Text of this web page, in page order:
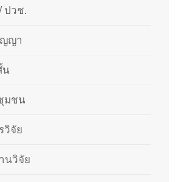
ปวช.
ญา
น
มชน
วิจัย
นวิจัย